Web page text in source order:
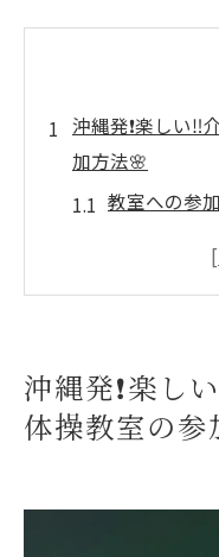
沖縄発❗️楽しい‼️
加方法🌸
教室への参
予約方法と
地元住民の
笑顔と健康をつ
沖縄発❗️楽し
体操教室の参